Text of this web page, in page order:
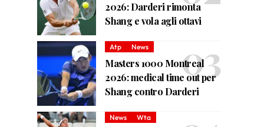
2026: Darderi rimonta
Shang e vola agli ottavi
Atp News
Masters 1000 Montreal
2026: medical time out per
Shang contro Darderi
News Wta